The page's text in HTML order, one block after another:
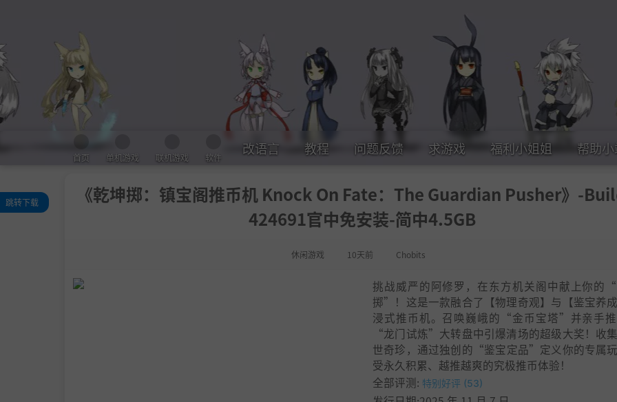
首页 单机游戏 联机游戏 软件
改语言 教程 问题反馈 求游戏 福利小姐姐 帮助小
《乾坤掷：镇宝阁推币机 Knock On Fate：The Guardian Pusher》-
424691官中免安装-简中4.5GB
休闲游戏 10天前 Chobits
跳转下载
挑战威严的阿修罗，在东方机关阁中献上你的
掷”！这是一款融合了【物理奇观】与【鉴宝养
浸式推币机。召唤巍峨的“金币宝塔”并亲手
“龙门试炼”大转盘中引爆清场的超级大奖！收
世奇珍，通过独创的“鉴宝定品”定义你的专属
受永久积累、越推越爽的究极推币体验！
全部评测: 特别好评 (53)